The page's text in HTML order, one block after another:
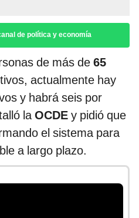
de política y economía
de más de 65
actualmente hay
y habrá seis por
laOCDE y pidió que
el sistema para
a largo plazo.